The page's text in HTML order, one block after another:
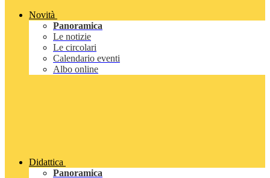
Novità
Panoramica
Le notizie
Le circolari
Calendario eventi
Albo online
Didattica
Panoramica